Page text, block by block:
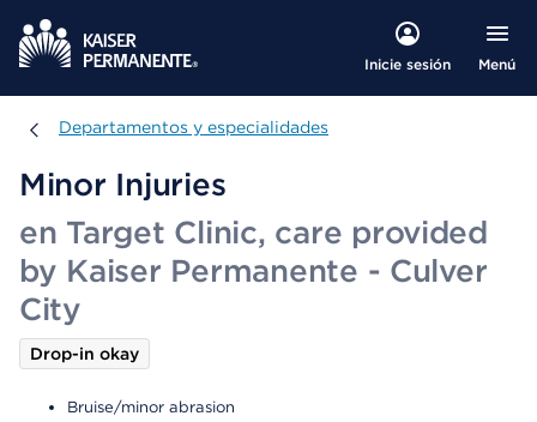
Inicie sesión Menú
Departamentos y especialidades
Departamentos y especialidades
Minor Injuries
en Target Clinic, care provided
by Kaiser Permanente - Culver
City
Drop-in okay
Bruise/minor abrasion